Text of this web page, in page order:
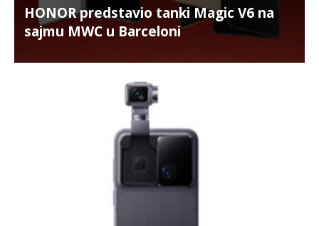
HONOR predstavio tanki Magic V6 na
sajmu MWC u Barceloni